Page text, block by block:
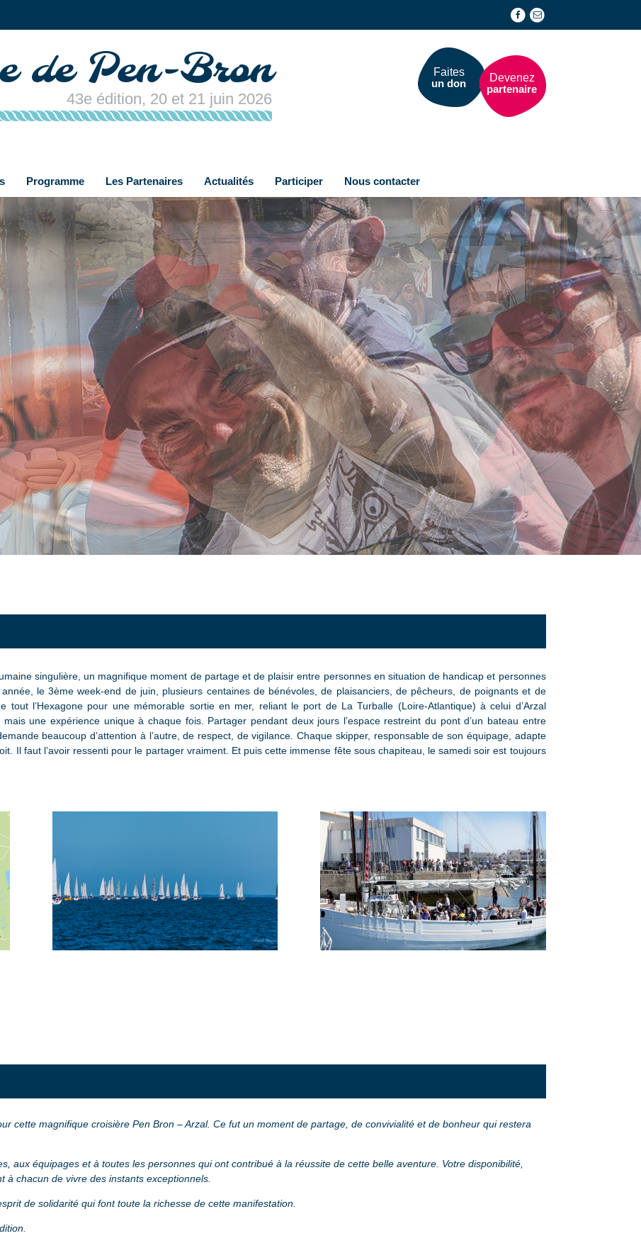
de Pen-Bron
43e édition, 20 et 21 juin 2026
Faites
un don
Devenez
partenaire
Programme Les Partenaires Actualités Participer Nous contacter
singulière, un magnifique moment de partage et de plaisir entre personnes en situation de handicap et personnes
le 3ème week-end de juin, plusieurs centaines de bénévoles, de plaisanciers, de pêcheurs, de poignants et de
tout l’Hexagone pour une mémorable sortie en mer, reliant le port de La Turballe (Loire-Atlantique) à celui d’Arzal
une expérience unique à chaque fois. Partager pendant deux jours l’espace restreint du pont d’un bateau entre
beaucoup d’attention à l’autre, de respect, de vigilance. Chaque skipper, responsable de son équipage, adapte
Il faut l’avoir ressenti pour le partager vraiment. Et puis cette immense fête sous chapiteau, le samedi soir est toujours
cette magnifique croisière Pen Bron – Arzal. Ce fut un moment de partage, de convivialité et de bonheur qui restera
aux équipages et à toutes les personnes qui ont contribué à la réussite de cette belle aventure. Votre disponibilité,
chacun de vivre des instants exceptionnels.
de solidarité qui font toute la richesse de cette manifestation.